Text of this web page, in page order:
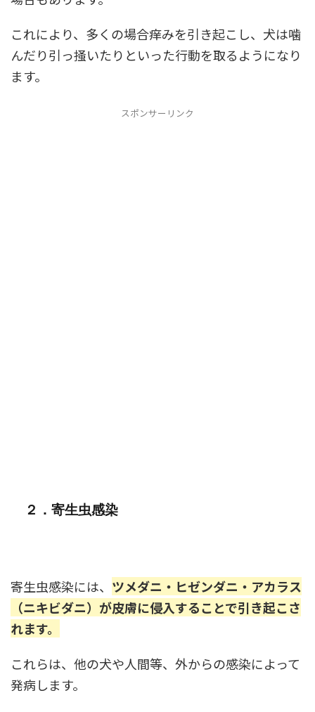
これにより、多くの場合痒みを引き起こし、犬は噛
んだり引っ掻いたりといった行動を取るようになり
ます。
スポンサーリンク
２．寄生虫感染
寄生虫感染には、 ツメダニ・ヒゼンダニ・アカラス
（ニキビダニ）が皮膚に侵入することで引き起こさ
れます。
これらは、他の犬や人間等、外からの感染によって
発病します。